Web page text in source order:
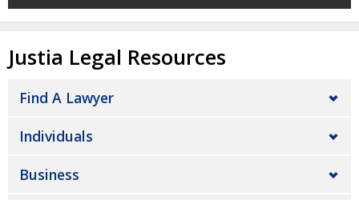
Justia Legal Resources
Find A Lawyer
Individuals
Business